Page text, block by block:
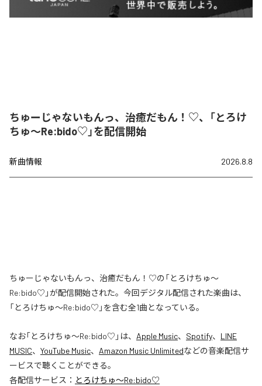
ちゅーじゃないもんっ、治癒だもん！♡、「とろけ
ちゅ〜Re:bido♡」を配信開始
新曲情報 2026.8.8
ちゅーじゃないもんっ、治癒だもん！♡の「とろけちゅ〜
Re:bido♡」が配信開始された。今回デジタル配信された楽曲は、
「とろけちゅ〜Re:bido♡」を含む全1曲となっている。
なお「とろけちゅ〜Re:bido♡ 」は、 Apple Music、 Spotify、 LINE
MUSIC、 YouTube Music、 Amazon Music Unlimitedなどの音楽配信サ
ービスで聴くことができる。
各配信サービス： とろけちゅ〜Re:bido♡